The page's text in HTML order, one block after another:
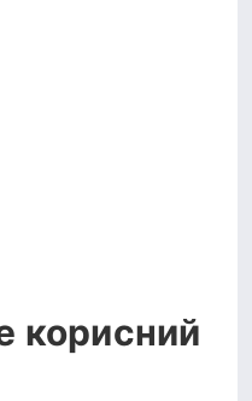
корисний